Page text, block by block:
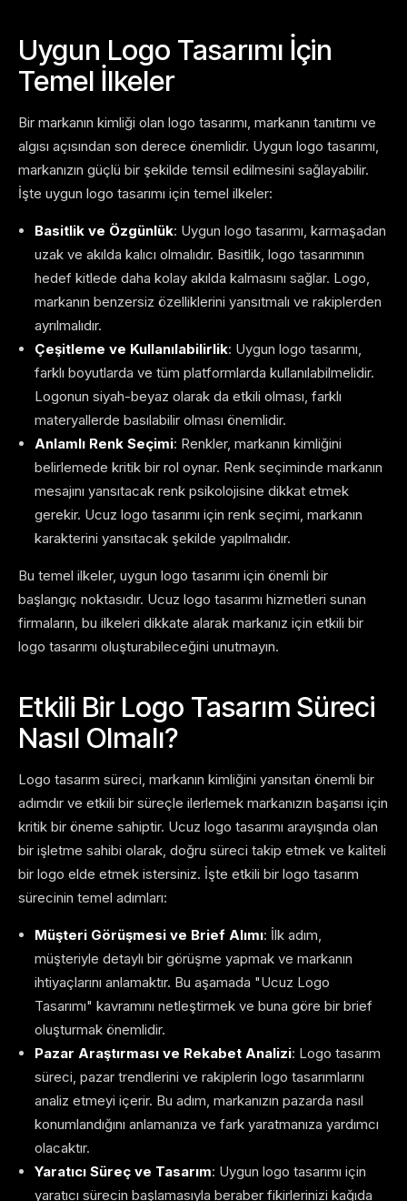
Uygun Logo Tasarımı İçin
Temel İlkeler
Bir markanın kimliği olan logo tasarımı, markanın tanıtımı ve
algısı açısından son derece önemlidir. Uygun logo tasarımı,
markanızın güçlü bir şekilde temsil edilmesini sağlayabilir.
İşte uygun logo tasarımı için temel ilkeler:
Basitlik ve Özgünlük: Uygun logo tasarımı, karmaşadan
uzak ve akılda kalıcı olmalıdır. Basitlik, logo tasarımının
hedef kitlede daha kolay akılda kalmasını sağlar. Logo,
markanın benzersiz özelliklerini yansıtmalı ve rakiplerden
ayrılmalıdır.
Çeşitleme ve Kullanılabilirlik: Uygun logo tasarımı,
farklı boyutlarda ve tüm platformlarda kullanılabilmelidir.
Logonun siyah-beyaz olarak da etkili olması, farklı
materyallerde basılabilir olması önemlidir.
Anlamlı Renk Seçimi: Renkler, markanın kimliğini
belirlemede kritik bir rol oynar. Renk seçiminde markanın
mesajını yansıtacak renk psikolojisine dikkat etmek
gerekir. Ucuz logo tasarımı için renk seçimi, markanın
karakterini yansıtacak şekilde yapılmalıdır.
Bu temel ilkeler, uygun logo tasarımı için önemli bir
başlangıç ​​noktasıdır. Ucuz logo tasarımı hizmetleri sunan
firmaların, bu ilkeleri dikkate alarak markanız için etkili bir
logo tasarımı oluşturabileceğini unutmayın.
Etkili Bir Logo Tasarım Süreci
Nasıl Olmalı?
Logo tasarım süreci, markanın kimliğini yansıtan önemli bir
adımdır ve etkili bir süreçle ilerlemek markanızın başarısı için
kritik bir öneme sahiptir. Ucuz logo tasarımı arayışında olan
bir işletme sahibi olarak, doğru süreci takip etmek ve kaliteli
bir logo elde etmek istersiniz. İşte etkili bir logo tasarım
sürecinin temel adımları:
Müşteri Görüşmesi ve Brief Alımı: İlk adım,
müşteriyle detaylı bir görüşme yapmak ve markanın
ihtiyaçlarını anlamaktır. Bu aşamada "Ucuz Logo
Tasarımı" kavramını netleştirmek ve buna göre bir brief
oluşturmak önemlidir.
Pazar Araştırması ve Rekabet Analizi: Logo tasarım
süreci, pazar trendlerini ve rakiplerin logo tasarımlarını
analiz etmeyi içerir. Bu adım, markanızın pazarda nasıl
konumlandığını anlamanıza ve fark yaratmanıza yardımcı
olacaktır.
Yaratıcı Süreç ve Tasarım: Uygun logo tasarımı için
yaratıcı sürecin başlamasıyla beraber fikirlerinizi kağıda